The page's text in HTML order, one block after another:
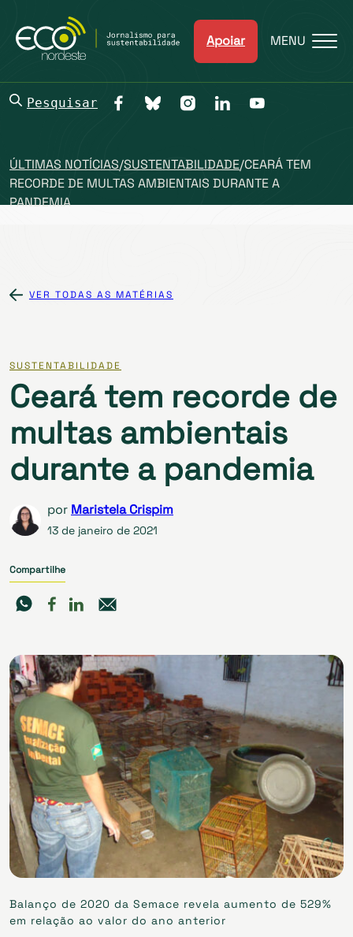
Apoiar MENU
Pesquisar
ÚLTIMAS NOTÍCIAS/SUSTENTABILIDADE/CEARÁ TEM
RECORDE DE MULTAS AMBIENTAIS DURANTE A
PANDEMIA
VER TODAS AS MATÉRIAS
SUSTENTABILIDADE
Ceará tem recorde de
multas ambientais
durante a pandemia
por Maristela Crispim
13 de janeiro de 2021
Compartilhe
Balanço de 2020 da Semace revela aumento de 529%
em relação ao valor do ano anterior